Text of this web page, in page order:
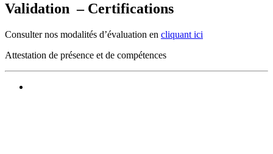
Validation – Certifications
Consulter nos modalités d’évaluation en cliquant ici
Attestation de présence et de compétences